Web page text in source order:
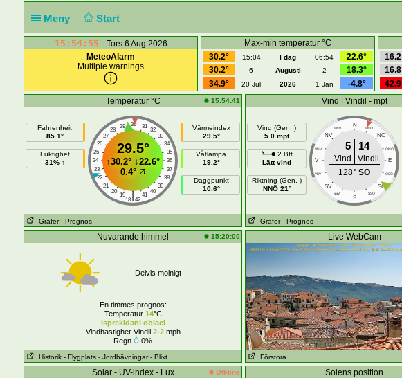
Meny Start
15:54:56
Tors 6 Aug 2026
MeteoAlarm
Multiple warnings
Max-min temperatur °C
30.2°
15:04 I dag 06:54
22.6°
30.2°
6 Augusti 2
18.3°
34.9°
20 Jul 2026 1 Jan -4.8°
16.2
16.8
42.9
Temperatur °C 15:54:41
Fahrenheit
85.1°
Fuktighet
31% ↑
30
29 31
28
32
27
33
26
34
25
35
24
36
23
37
22
38
21
39
20
40
19 41
|
18 42
29.5°
↑30.2° ↓22.6°
0.4°
Värmeindex
29.5°
Våtlampa
19.2°
Daggpunkt
10.6°
Grafer - Prognos
Vind | Vindil - mpt
Vind (Gen. )
5.0 mpt
2 Bft
Lätt vind
Riktning (Gen. )
NNÖ 21°
N
NNV NNÖ
NV NÖ
VNV ÖNÖ
V E
VSV ÖSÖ
SV SÖ
SSV SSÖ
S
5 14
Vind
Vindil
128° SÖ
Grafer - Prognos
Nuvarande himmel 15:20:00
Delvis molnigt
En timmes prognos:
Temperatur 14°C
isprekidani oblaci
Vindhastighet-Vindil 2-2mph
Regn
0%
Historik - Flygplats - Jordbävningar - Blixt
Live WebCam
Förstora
Solar - UV-index - Lux Off-line Solens position